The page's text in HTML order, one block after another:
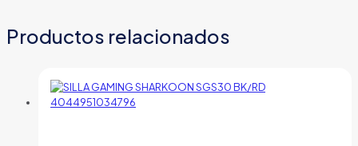
Productos relacionados